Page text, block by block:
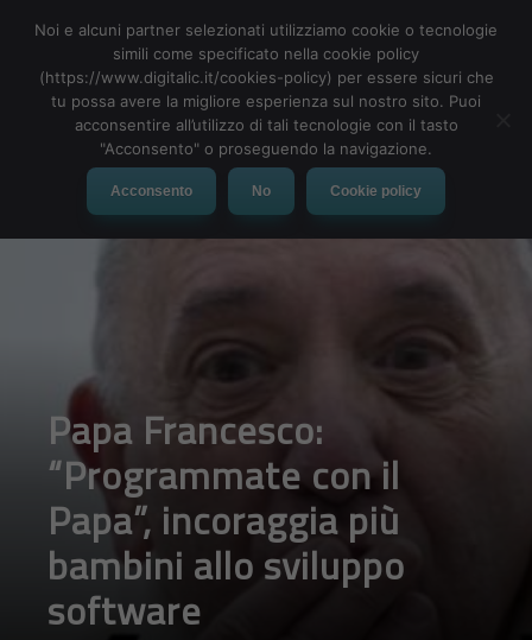
MENU
Papa Francesco:
“Programmate con il
Papa”, incoraggia più
bambini allo sviluppo
software
Noi e alcuni partner selezionati utilizziamo cookie o tecnologie
simili come specificato nella cookie policy
(https://www.digitalic.it/cookies-policy) per essere sicuri che
tu possa avere la migliore esperienza sul nostro sito. Puoi
acconsentire all’utilizzo di tali tecnologie con il tasto
"Acconsento" o proseguendo la navigazione.
Acconsento No Cookie policy